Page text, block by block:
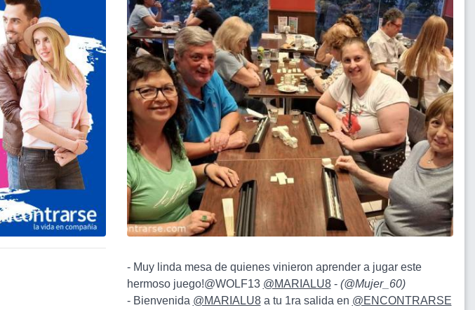
- Muy linda mesa de quienes vinieron aprender a jugar este
hermoso juego!@WOLF13 @MARIALU8- (@Mujer_60)
- Bienvenida @MARIALU8a tu 1ra salida en @ENCONTRARSE